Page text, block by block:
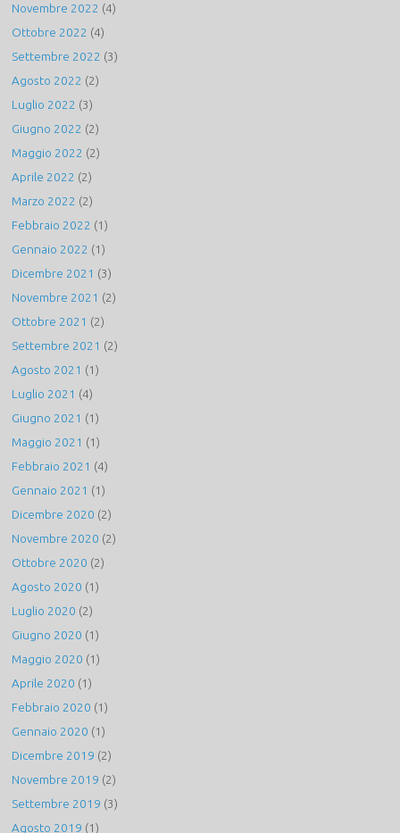
Novembre 2022 (4)
Ottobre 2022 (4)
Settembre 2022 (3)
Agosto 2022 (2)
Luglio 2022 (3)
Giugno 2022 (2)
Maggio 2022 (2)
Aprile 2022 (2)
Marzo 2022 (2)
Febbraio 2022 (1)
Gennaio 2022 (1)
Dicembre 2021 (3)
Novembre 2021 (2)
Ottobre 2021 (2)
Settembre 2021 (2)
Agosto 2021 (1)
Luglio 2021 (4)
Giugno 2021 (1)
Maggio 2021 (1)
Febbraio 2021 (4)
Gennaio 2021 (1)
Dicembre 2020 (2)
Novembre 2020 (2)
Ottobre 2020 (2)
Agosto 2020 (1)
Luglio 2020 (2)
Giugno 2020 (1)
Maggio 2020 (1)
Aprile 2020 (1)
Febbraio 2020 (1)
Gennaio 2020 (1)
Dicembre 2019 (2)
Novembre 2019 (2)
Settembre 2019 (3)
Agosto 2019 (1)